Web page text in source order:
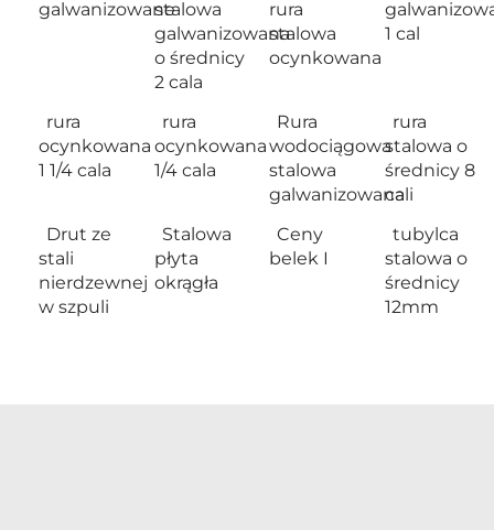
galwanizowanestalowa
galwanizowana
o średnicy
2 cala
rura
stalowa
ocynkowana
1 cal
rura
ocynkowana
1 1/4 cala
rura
ocynkowana
1/4 cala
Rura
wodociągowa
stalowa
galwanizowana
rura
stalowa o
średnicy 8
cali
Drut ze
stali
nierdzewnej
w szpuli
Stalowa
płyta
okrągła
Ceny
belek I
tubylca
stalowa o
średnicy
12mm